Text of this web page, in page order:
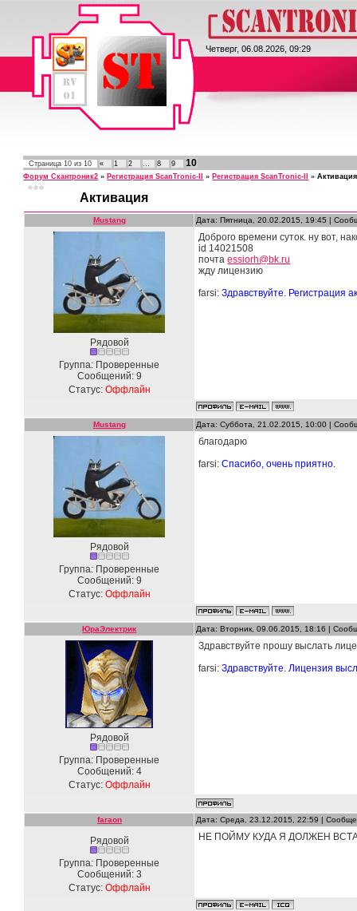
Четверг, 06.08.2026, 09:29
Страница10 из10 « 1 2 … 8 9 10
Форум Скантроник2 » Регистрация ScanTronic-II » Регистрация ScanTronic-II » Активация
Активация
Mustang Дата: Пятница, 20.02.2015, 19:45 |
Рядовой
Группа: Проверенные
Сообщений: 9
Статус: Оффлайн
Доброго времени суток. ну вот,
id 14021508
почтаessiorh@bk.ru
жду лицензию
farsi:Здравствуйте. Регистрация
Mustang Дата: Суббота, 21.02.2015, 10:00 |
Рядовой
Группа: Проверенные
Сообщений: 9
Статус: Оффлайн
благодарю
farsi:Спасибо, очень приятно.
ЮраЭлектрик Дата: Вторник, 09.06.2015, 18:16 |
Рядовой
Группа: Проверенные
Сообщений: 4
Статус: Оффлайн
Здравствуйте прошу выслать
farsi:Здравствуйте. Лицензия
faraon Дата: Среда, 23.12.2015, 22:59 |
Рядовой
Группа: Проверенные
Сообщений: 3
Статус: Оффлайн
НЕ ПОЙМУ КУДА Я ДОЛЖЕН